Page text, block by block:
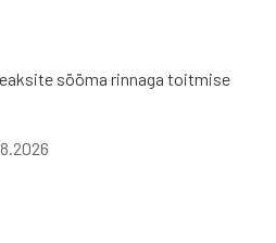
sööma rinnaga toitmise